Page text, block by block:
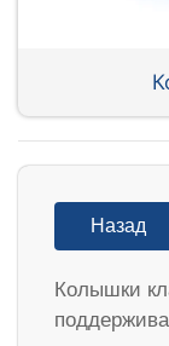
Назад
Колышки